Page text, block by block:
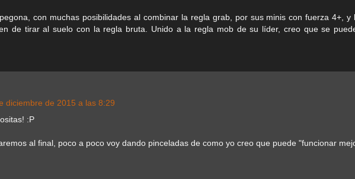
con muchas posibilidades al combinar la regla grab, por sus minis con fuerza 4+, y
de tirar al suelo con la regla bruta. Unido a la regla mob de su líder, creo que se
diciembre de 2015 a las 8:29
:P
al final, poco a poco voy dando pinceladas de como yo creo que puede "funcionar